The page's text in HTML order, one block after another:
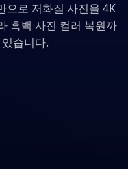
으로 저화질 사진을 4K
흑백 사진 컬러 복원까
습니다.